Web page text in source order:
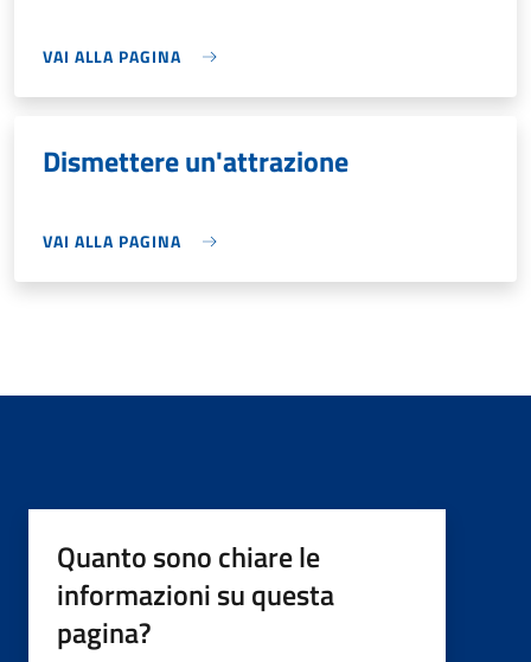
VAI ALLA PAGINA
Dismettere un'attrazione
VAI ALLA PAGINA
Quanto sono chiare le
informazioni su questa
pagina?